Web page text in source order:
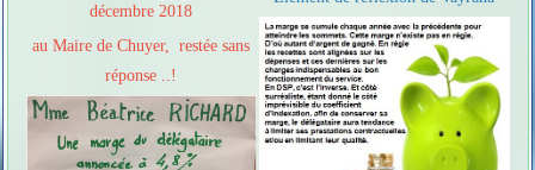
décembre 2018
au Maire de Chuyer, restée sans
réponse ..!